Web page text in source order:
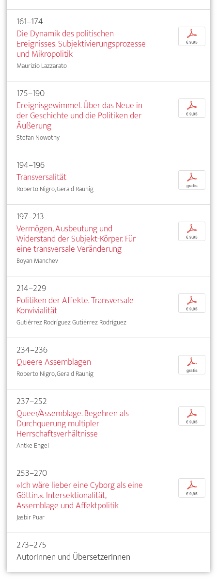
161–174
Die Dynamik des politischen
Ereignisses. Subjektivierungsprozesse
und Mikropolitik
Maurizio Lazzarato
p
€ 9,95
175–190
Ereignisgewimmel. Über das Neue in
der Geschichte und die Politiken der
Äußerung
Stefan Nowotny
p
€ 9,95
194–196
Transversalität
Roberto Nigro, Gerald Raunig
p
gratis
197–213
Vermögen, Ausbeutung und
Widerstand der Subjekt-Körper. Für
eine transversale Veränderung
Boyan Manchev
p
€ 9,95
214–229
Politiken der Affekte. Transversale
Konvivialität
Gutiérrez Rodríguez Gutiérrez Rodríguez
p
€ 9,95
234–236
Queere Assemblagen
Roberto Nigro, Gerald Raunig
p
gratis
237–252
Queer/Assemblage. Begehren als
Durchquerung multipler
Herrschaftsverhältnisse
Antke Engel
p
€ 9,95
253–270
»Ich wäre lieber eine Cyborg als eine
Göttin.«. Intersektionalität,
Assemblage und Affektpolitik
Jasbir Puar
p
€ 9,95
273–275
AutorInnen und ÜbersetzerInnen